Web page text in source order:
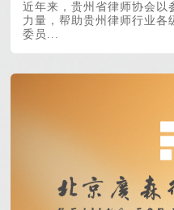
近年来，贵州省律师协会以
力量，帮助贵州律师行业各
委员...